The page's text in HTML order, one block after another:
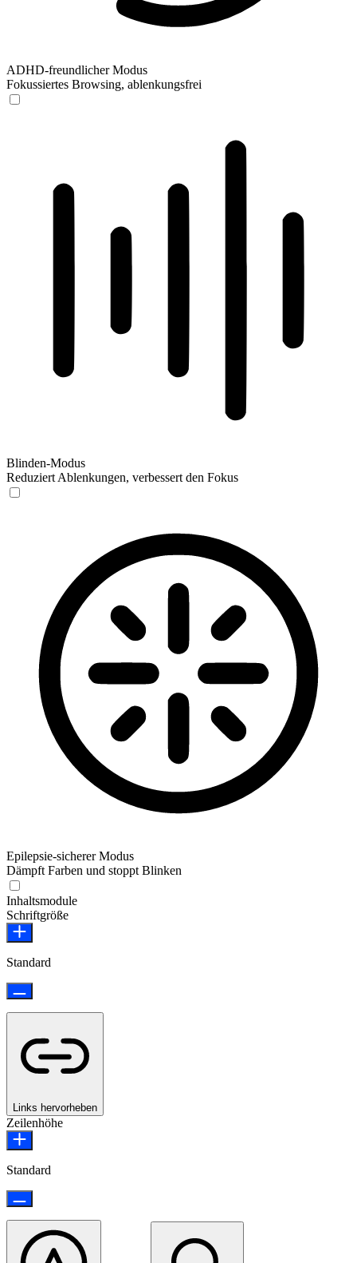
ADHD-freundlicher Modus
Fokussiertes Browsing, ablenkungsfrei
Blinden-Modus
Reduziert Ablenkungen, verbessert den Fokus
Epilepsie-sicherer Modus
Dämpft Farben und stoppt Blinken
Inhaltsmodule
Schriftgröße
Standard
Links hervorheben
Zeilenhöhe
Standard